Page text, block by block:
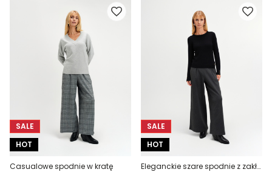
SALE
HOT
Casualowe spodnie w kratę
SALE
HOT
Eleganckie szare spodnie z zakładkami